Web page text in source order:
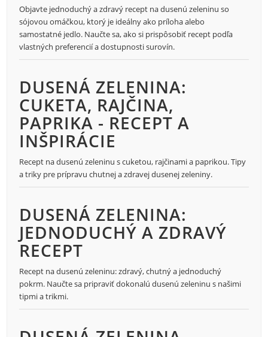
Objavte jednoduchý a zdravý recept na dusenú zeleninu so
sójovou omáčkou, ktorý je ideálny ako príloha alebo
samostatné jedlo. Naučte sa, ako si prispôsobiť recept podľa
vlastných preferencií a dostupnosti surovín.
DUSENÁ ZELENINA:
CUKETA, RAJČINA,
PAPRIKA - RECEPT A
INŠPIRÁCIE
Recept na dusenú zeleninu s cuketou, rajčinami a paprikou. Tipy
a triky pre prípravu chutnej a zdravej dusenej zeleniny.
DUSENÁ ZELENINA:
JEDNODUCHÝ A ZDRAVÝ
RECEPT
Recept na dusenú zeleninu: zdravý, chutný a jednoduchý
pokrm. Naučte sa pripraviť dokonalú dusenú zeleninu s našimi
tipmi a trikmi.